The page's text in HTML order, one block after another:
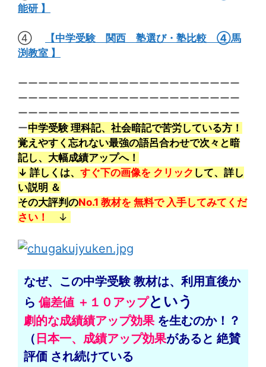
能研 】
④
【中学受験 関西 塾選び・塾比較 ④馬
渕教室 】
ーーーーーーーーーーーーーーーーーーーーーー
ーーーーーーーーーーーーーーーーーーーーーー
ーーーーーーーーーーーーーーーーーーーーーー
ー中学受験 理科記、社会暗記で苦労している方！
覚えやすく忘れない最強の語呂合わせで次々と暗
記し、大幅成績アップへ！
↓ 詳しくは、 すぐ下の画像を クリック して、詳し
い説明 ＆
その大評判のNo.1 教材を 無料で 入手してみてくだ
さい！
↓
なぜ、この中学受験教材は、利用直後か
ら偏差値 ＋ １０アップという
劇的な成績績アップ効果 を生むのか！？
（ 日本一、成績アップ効果があると 絶賛
評価 され続けている